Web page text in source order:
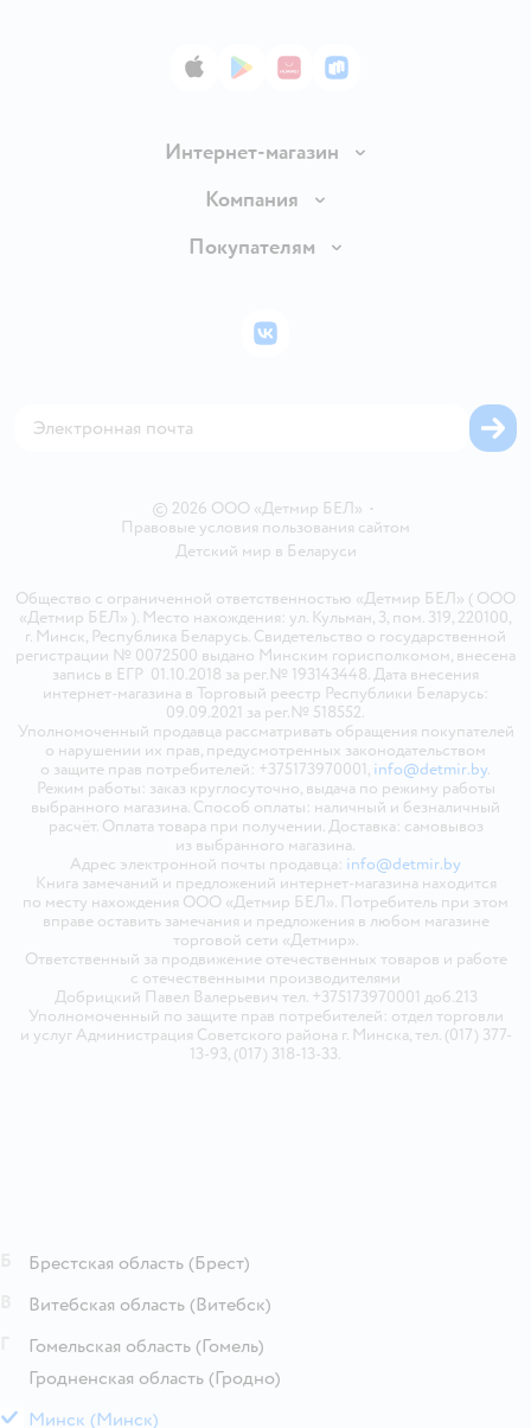
App StoreGoogle Play
AppGallery
RuStore
Интернет-магазин
Доставка и оплата
Правила продажи
Политика использования файлов cookie
Компания
Вакансии
Покупателям
Бонусные карты
© 2026 ООО «Детмир БЕЛ» •
Правовые условия пользования сайтом
Детский мир в Беларуси
Общество с ограниченной ответственностью «Детмир БЕЛ» ( ООО
«Детмир БЕЛ» ). Место нахождения: ул. Кульман, 3, пом. 319, 220100,
г. Минск, Республика Беларусь. Свидетельство о государственной
регистрации № 0072500 выдано Минским горисполкомом, внесена
запись в ЕГР 01.10.2018 за рег.№ 193143448. Дата внесения
интернет-магазина в Торговый реестр Республики Беларусь:
09.09.2021 за рег.№ 518552.
Уполномоченный продавца рассматривать обращения покупателей
о нарушении их прав, предусмотренных законодательством
о защите прав потребителей: +375173970001, info@detmir.by.
Режим работы: заказ круглосуточно, выдача по режиму работы
выбранного магазина. Способ оплаты: наличный и безналичный
расчёт. Оплата товара при получении. Доставка: самовывоз
из выбранного магазина.
Адрес электронной почты продавца: info@detmir.by
Книга замечаний и предложений интернет-магазина находится
по месту нахождения ООО «Детмир БЕЛ». Потребитель при этом
вправе оставить замечания и предложения в любом магазине
торговой сети «Детмир».
Ответственный за продвижение отечественных товаров и работе
с отечественными производителями
Добрицкий Павел Валерьевич тел. +375173970001 доб.213
Уполномоченный по защите прав потребителей: отдел торговли
и услуг Администрация Советского района г. Минска, тел. (017) 377-
13-93, (017) 318-13-33.
ВКонтакте
Брестская область (Брест)
Витебская область (Витебск)
Гомельская область (Гомель)
Гродненская область (Гродно)
М Минск (Минск)